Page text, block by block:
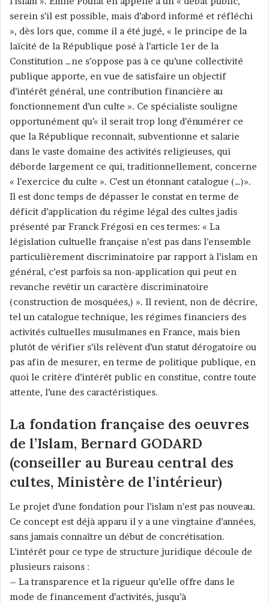
serein s’il est possible, mais d’abord informé et réfléchi
», dès lors que, comme il a été jugé, « le principe de la
laïcité de la République posé à l’article 1er de la
Constitution …ne s’oppose pas à ce qu’une collectivité
publique apporte, en vue de satisfaire un objectif
d’intérêt général, une contribution financière au
fonctionnement d’un culte ». Ce spécialiste souligne
opportunément qu’« il serait trop long d’énumérer ce
que la République reconnaît, subventionne et salarie
dans le vaste domaine des activités religieuses, qui
déborde largement ce qui, traditionnellement, concerne
« l’exercice du culte ». C’est un étonnant catalogue (…)».
Il est donc temps de dépasser le constat en terme de
déficit d’application du régime légal des cultes jadis
présenté par Franck Frégosi en ces termes: « La
législation cultuelle française n’est pas dans l’ensemble
particulièrement discriminatoire par rapport à l’islam en
général, c’est parfois sa non-application qui peut en
revanche revêtir un caractère discriminatoire
(construction de mosquées,) ». Il revient, non de décrire,
tel un catalogue technique, les régimes financiers des
activités cultuelles musulmanes en France, mais bien
plutôt de vérifier s’ils relèvent d’un statut dérogatoire ou
pas afin de mesurer, en terme de politique publique, en
quoi le critère d’intérêt public en constitue, contre toute
attente, l’une des caractéristiques.
La fondation française des oeuvres
de l’Islam, Bernard GODARD
(conseiller au Bureau central des
cultes, Ministère de l’intérieur)
Le projet d’une fondation pour l’islam n’est pas nouveau.
Ce concept est déjà apparu il y a une vingtaine d’années,
sans jamais connaître un début de concrétisation.
L’intérêt pour ce type de structure juridique découle de
plusieurs raisons :
– La transparence et la rigueur qu’elle offre dans le
mode de financement d’activités, jusqu’à